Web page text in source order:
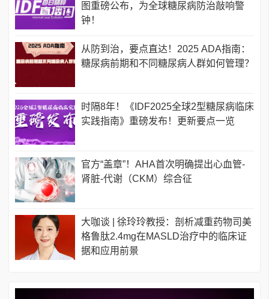
图重磅公布，为全球糖尿病防治敲响警
钟！
从防到治，要点直达！2025 ADA指南：
糖尿病前期和不同糖尿病人群如何管理？
时隔8年！《IDF2025全球2型糖尿病临床
实践指南》重磅发布！更新要点一览
官方“盖章”！AHA首次明确提出心血管-
肾脏-代谢（CKM）综合征
大咖谈 | 徐玲玲教授：剖析减重药物司美
格鲁肽2.4mg在MASLD治疗中的临床证
据和应用前景